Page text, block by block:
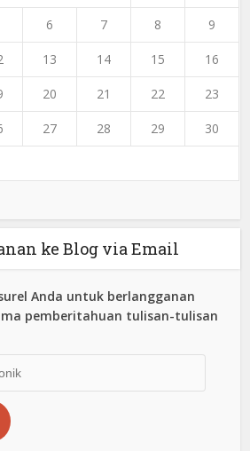
6 7 8 9
13 14 15 16
20 21 22 23
27 28 29 30
ke Blog via Email
Anda untuk berlangganan
pemberitahuan tulisan-tulisan